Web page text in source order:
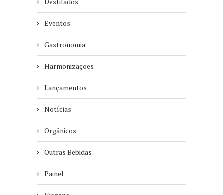
Eventos
Gastronomia
Harmonizações
Lançamentos
Notícias
Orgânicos
Outras Bebidas
Painel